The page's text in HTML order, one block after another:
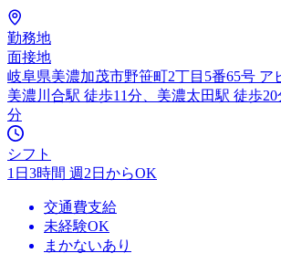
勤務地
面接地
岐阜県美濃加茂市野笹町2丁目5番65号 ア
美濃川合駅 徒歩11分、美濃太田駅 徒歩
分
シフト
1日3時間 週2日からOK
交通費支給
未経験OK
まかないあり